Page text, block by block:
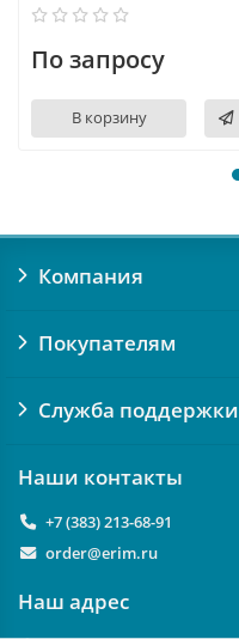
По запросу
В корзину
Компания
Покупателям
Служба поддержки
Наши контакты
+7 (383) 213-68-91
order@erim.ru
Наш адрес